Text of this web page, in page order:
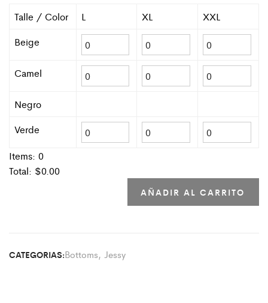
Talle / Color L XL
XXL
Beige
Camel
Negro
Verde
Items: 0
Total: $0.00
AÑADIR AL CARRITO
CATEGORIAS:Bottoms, Jessy